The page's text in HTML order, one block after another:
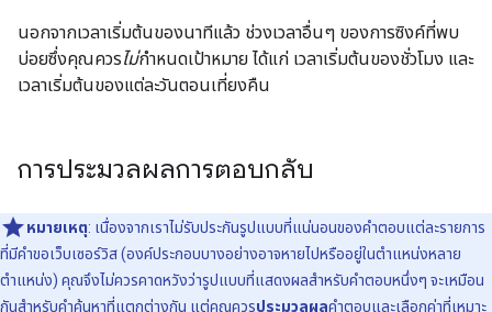
นอกจากเวลาเริ่มต้นของนาทีแล้ว ช่วงเวลาอื่นๆ ของการซิงค์ที่พบ
บ่อยซึ่งคุณควรไม่กำหนดเป้าหมาย ได้แก่ เวลาเริ่มต้นของชั่วโมง และ
เวลาเริ่มต้นของแต่ละวันตอนเที่ยงคืน
การประมวลผลการตอบกลับ
หมายเหตุ: เนื่องจากเราไม่รับประกันรูปแบบที่แน่นอนของคำตอบแต่ละรายการ
ที่มีคำขอเว็บเซอร์วิส (องค์ประกอบบางอย่างอาจหายไปหรืออยู่ในตำแหน่งหลาย
ตำแหน่ง) คุณจึงไม่ควรคาดหวังว่ารูปแบบที่แสดงผลสำหรับคำตอบหนึ่งๆ จะเหมือน
กันสำหรับคำค้นหาที่แตกต่างกัน แต่คุณควรประมวลผลคำตอบและเลือกค่าที่เหมาะ